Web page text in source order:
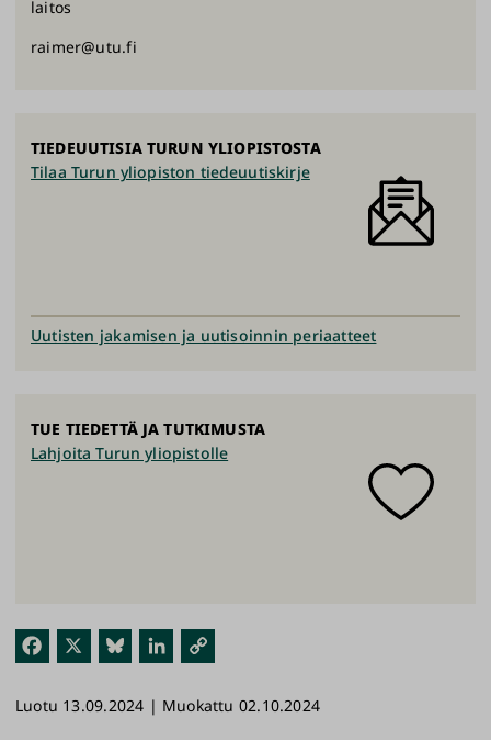
Fac
ok
Blu
y
Link
n
link
laitos
raimer@utu.fi
TIEDEUUTISIA TURUN YLIOPISTOSTA
Tilaa Turun yliopiston tiedeuutiskirje
Uutisten jakamisen ja uutisoinnin periaatteet
TUE TIEDETTÄ JA TUTKIMUSTA
Lahjoita Turun yliopistolle
Luotu 13.09.2024 | Muokattu 02.10.2024